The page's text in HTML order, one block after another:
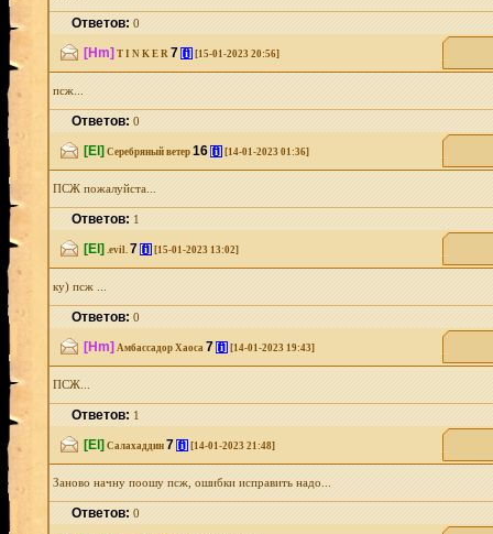
Ответов:0
[Hm] T I N K E R 7 [i] [15-01-2023 20:56]
псж...
Ответов:0
[El] Серебряный ветер 16 [i] [14-01-2023 01:36]
ПСЖ пожалуйста...
Ответов:1
[El] .evil. 7 [i] [15-01-2023 13:02]
ку) псж ...
Ответов:0
[Hm] Амбассадор Хаоса 7 [i] [14-01-2023 19:43]
ПСЖ...
Ответов:1
[El] Салахаддин 7 [i] [14-01-2023 21:48]
Заново начну поошу псж, ошибки исправить надо...
Ответов:0